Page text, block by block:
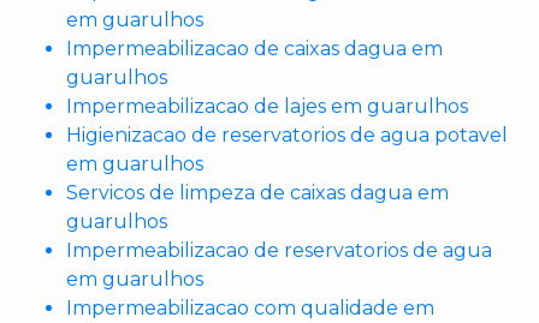
em guarulhos
Impermeabilizacao de caixas dagua em
guarulhos
Impermeabilizacao de lajes em guarulhos
Higienizacao de reservatorios de agua potavel
em guarulhos
Servicos de limpeza de caixas dagua em
guarulhos
Impermeabilizacao de reservatorios de agua
em guarulhos
Impermeabilizacao com qualidade em